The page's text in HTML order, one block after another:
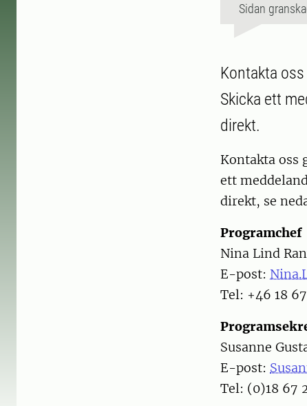
Sidan
Kontakta
Skicka ett
direkt.
Kontakta oss
ett
direkt, se
Programchef
Nina Lind
E-post:
Tel: +46 18
Susanne
E-post:
Tel: (0)18 67